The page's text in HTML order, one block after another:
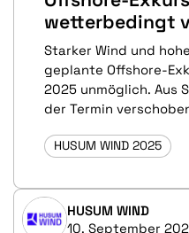
wetterbedingt
Starker Wind und
geplante Offshore-
2025 unmöglich. Aus
der Termin
HUSUM WIND 2025
HUSUM WIND
10. September